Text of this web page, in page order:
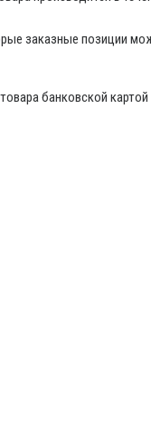
заказные позиции
банковской картой